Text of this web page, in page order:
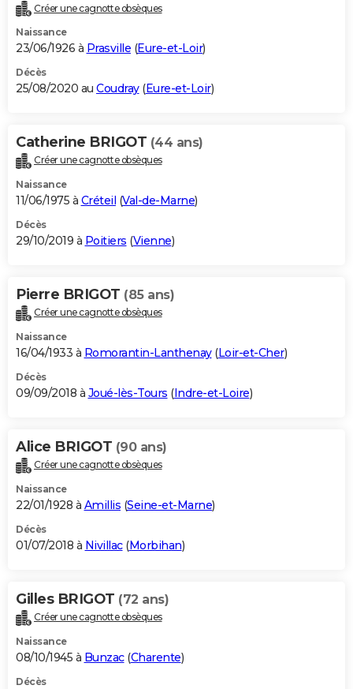
Créer une cagnotte obsèques
Naissance
23/06/1926 à Prasville (Eure-et-Loir)
Décès
25/08/2020 au Coudray(Eure-et-Loir)
Catherine BRIGOT (44 ans)
Créer une cagnotte obsèques
Naissance
11/06/1975 à Créteil (Val-de-Marne)
Décès
29/10/2019 à Poitiers (Vienne)
Pierre BRIGOT (85 ans)
Créer une cagnotte obsèques
Naissance
16/04/1933 à Romorantin-Lanthenay(Loir-et-Cher)
Décès
09/09/2018 à Joué-lès-Tours (Indre-et-Loire)
Alice BRIGOT (90 ans)
Créer une cagnotte obsèques
Naissance
22/01/1928 à Amillis (Seine-et-Marne)
Décès
01/07/2018 à Nivillac(Morbihan)
Gilles BRIGOT (72 ans)
Créer une cagnotte obsèques
Naissance
08/10/1945 à Bunzac(Charente)
Décès